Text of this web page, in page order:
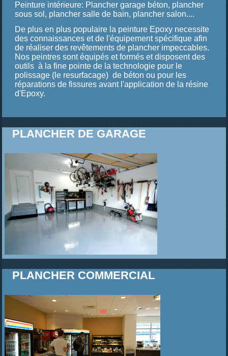
Peinture intérieure: Plancher garage béton, plancher
sous sol, plancher salle de bain, plancher salon....
De plus en plus populaire la peinture Epoxy necessite
des connaissances et de l'équipement spécifique afin
de réaliser des revêtements de plancher impeccables.
Nos peintres sont équipés et formés et disposent des
outils à la fine pointe de la technologie pour le
polissage (le resurfacage) de béton ou pour les
réparations de fissures avant l'application de la résine
d'Epoxy.
PLANCHER DE GARAGE
PLANCHER COMMERCIAL